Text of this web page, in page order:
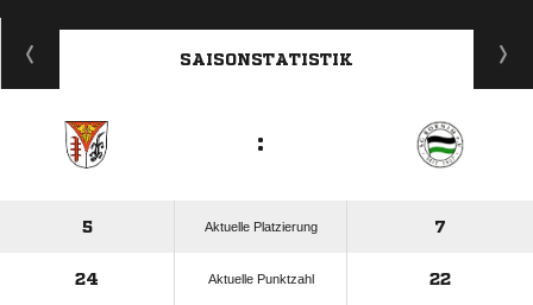
ANZEIGE
SAISONSTATISTIK
:
5 Aktuelle Platzierung 7
24 Aktuelle Punktzahl 22